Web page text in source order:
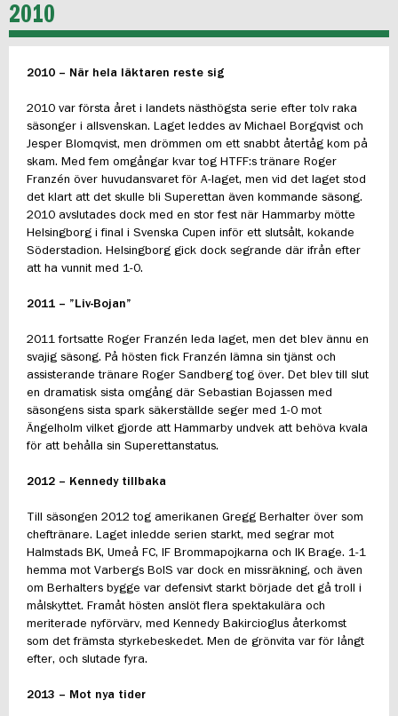
2010
2010 – När hela läktaren reste sig
2010 var första året i landets nästhögsta serie efter tolv raka
säsonger i allsvenskan. Laget leddes av Michael Borgqvist och
Jesper Blomqvist, men drömmen om ett snabbt återtåg kom på
skam. Med fem omgångar kvar tog HTFF:s tränare Roger
Franzén över huvudansvaret för A-laget, men vid det laget stod
det klart att det skulle bli Superettan även kommande säsong.
2010 avslutades dock med en stor fest när Hammarby mötte
Helsingborg i final i Svenska Cupen inför ett slutsålt, kokande
Söderstadion. Helsingborg gick dock segrande där ifrån efter
att ha vunnit med 1-0.
2011 – ”Liv-Bojan”
2011 fortsatte Roger Franzén leda laget, men det blev ännu en
svajig säsong. På hösten fick Franzén lämna sin tjänst och
assisterande tränare Roger Sandberg tog över. Det blev till slut
en dramatisk sista omgång där Sebastian Bojassen med
säsongens sista spark säkerställde seger med 1-0 mot
Ängelholm vilket gjorde att Hammarby undvek att behöva kvala
för att behålla sin Superettanstatus.
2012 – Kennedy tillbaka
Till säsongen 2012 tog amerikanen Gregg Berhalter över som
cheftränare. Laget inledde serien starkt, med segrar mot
Halmstads BK, Umeå FC, IF Brommapojkarna och IK Brage. 1-1
hemma mot Varbergs BoIS var dock en missräkning, och även
om Berhalters bygge var defensivt starkt började det gå troll i
målskyttet. Framåt hösten anslöt flera spektakulära och
meriterade nyförvärv, med Kennedy Bakircioglus återkomst
som det främsta styrkebeskedet. Men de grönvita var för långt
efter, och slutade fyra.
2013 – Mot nya tider